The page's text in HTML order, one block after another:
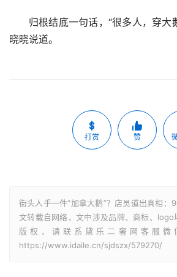
归根结底一句话，“很多人，穿大
晓晓说道。
打赏 赞
街头人手一件“加拿大鹅”？店员道出真相：
文转载自网络，文中涉及品牌、商标、logo
版权，请联系黛乐二奢网客服微
https://www.idaile.cn/sjdszx/579270/